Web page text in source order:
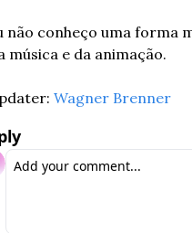
não conheço uma forma
música e da animação.
Wagner Brenner